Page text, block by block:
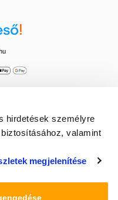
hirdetések személyre
valamint
megosztjuk az
megjelenítése